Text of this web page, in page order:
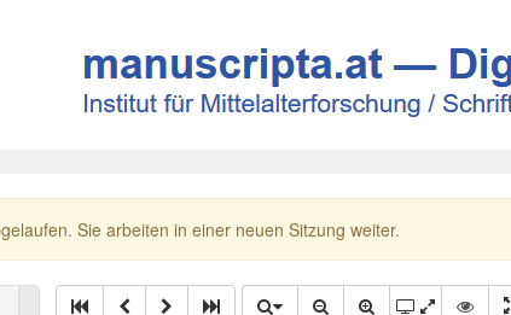
Sie arbeiten in einer neuen Sitzung weiter.